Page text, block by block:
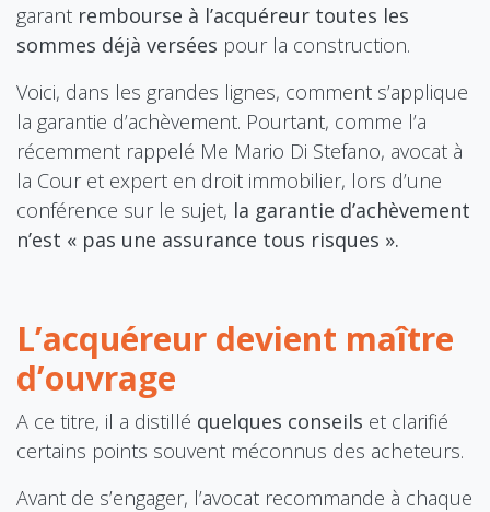
garant rembourse à l’acquéreur toutes les
sommes déjà versées pour la construction.
Voici, dans les grandes lignes, comment s’applique
la garantie d’achèvement. Pourtant, comme l’a
récemment rappelé Me Mario Di Stefano, avocat à
la Cour et expert en droit immobilier, lors d’une
conférence sur le sujet, la garantie d’achèvement
n’est « pas une assurance tous risques ».
L’acquéreur devient maître
d’ouvrage
A ce titre, il a distillé quelques conseils et clarifié
certains points souvent méconnus des acheteurs.
Avant de s’engager, l’avocat recommande à chaque